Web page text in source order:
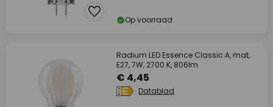
Op voorraad
Radium LED Essence Classic A, mat,
E27, 7W, 2700 K, 806lm
€ 4,45
Datablad